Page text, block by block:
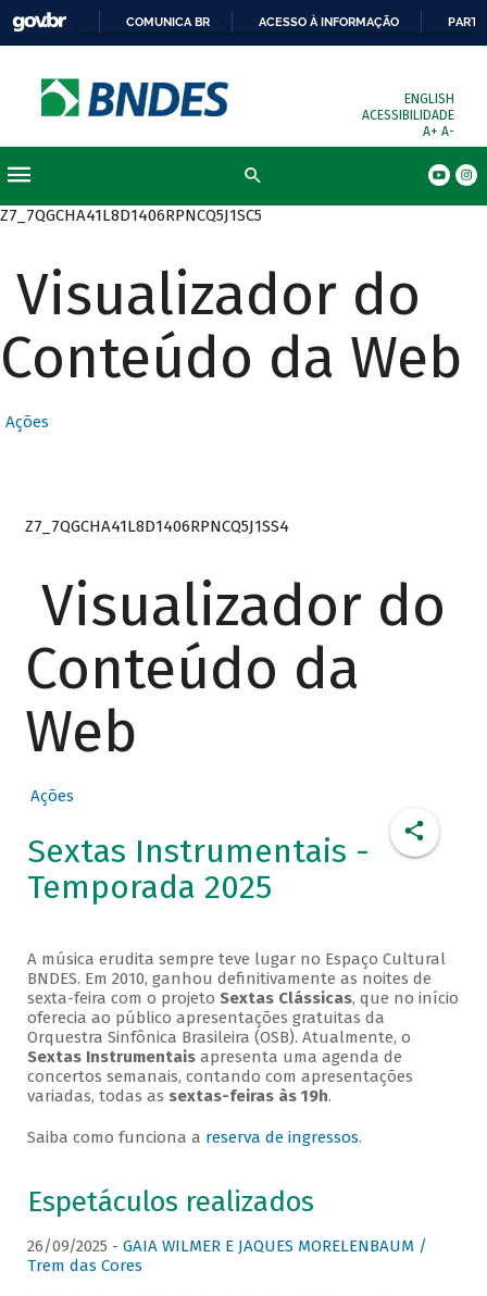
COMUNICA BR ACESSO À INFORMAÇÃO
ENGLISH
ACESSIBILIDADE
A+ A-
Z7_7QGCHA41L8D1406RPNCQ5J1SC5
Visualizador do
Conteúdo da Web
Ações
Z7_7QGCHA41L8D1406RPNCQ5J1SS4
Visualizador do
Conteúdo da
Web
Ações
Sextas Instrumentais -
Temporada 2025
A música erudita sempre teve lugar no Espaço Cultural
BNDES. Em 2010, ganhou definitivamente as noites de
sexta-feira com o projeto Sextas Clássicas, que no início
oferecia ao público apresentações gratuitas da
Orquestra Sinfônica Brasileira (OSB). Atualmente, o
Sextas Instrumentaisapresenta uma agenda de
concertos semanais, contando com apresentações
variadas, todas as sextas-feiras às 19h.
Saiba como funciona a reserva de ingressos.
Espetáculos realizados
26/09/2025 - GAIA WILMER E JAQUES MORELENBAUM /
Trem das Cores